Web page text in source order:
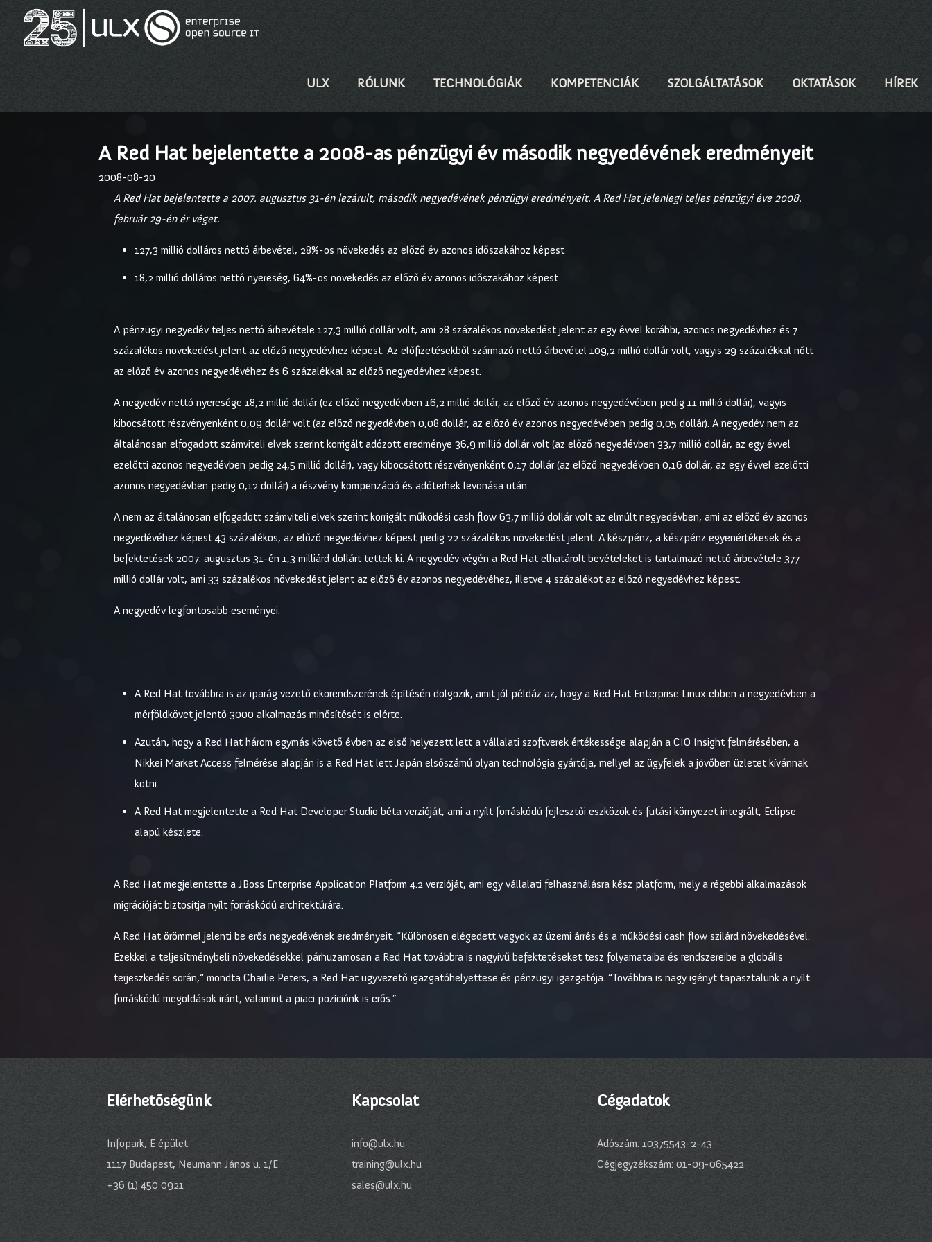
ULX RÓLUNK TECHNOLÓGIÁK KOMPETENCIÁK SZOLGÁLTATÁSOK OKTATÁSOK HÍREK
A Red Hat bejelentette a 2008-as pénzügyi év második negyedévének eredményeit
2008-08-20
A Red Hat bejelentette a 2007. augusztus 31-én lezárult, második negyedévének pénzügyi eredményeit. A Red Hat jelenlegi teljes pénzügyi éve 2008.
február 29-én ér véget.
127,3 millió dolláros nettó árbevétel, 28%-os növekedés az előző év azonos időszakához képest
18,2 millió dolláros nettó nyereség, 64%-os növekedés az előző év azonos időszakához képest
A pénzügyi negyedév teljes nettó árbevétele 127,3 millió dollár volt, ami 28 százalékos növekedést jelent az egy évvel korábbi, azonos negyedévhez és 7
százalékos növekedést jelent az előző negyedévhez képest. Az előfizetésekből származó nettó árbevétel 109,2 millió dollár volt, vagyis 29 százalékkal nőtt
az előző év azonos negyedévéhez és 6 százalékkal az előző negyedévhez képest.
A negyedév nettó nyeresége 18,2 millió dollár (ez előző negyedévben 16,2 millió dollár, az előző év azonos negyedévében pedig 11 millió dollár), vagyis
kibocsátott részvényenként 0,09 dollár volt (az előző negyedévben 0,08 dollár, az előző év azonos negyedévében pedig 0,05 dollár). A negyedév nem az
általánosan elfogadott számviteli elvek szerint korrigált adózott eredménye 36,9 millió dollár volt (az előző negyedévben 33,7 millió dollár, az egy évvel
ezelőtti azonos negyedévben pedig 24,5 millió dollár), vagy kibocsátott részvényenként 0,17 dollár (az előző negyedévben 0,16 dollár, az egy évvel ezelőtti
azonos negyedévben pedig 0,12 dollár) a részvény kompenzáció és adóterhek levonása után.
A nem az általánosan elfogadott számviteli elvek szerint korrigált működési cash flow 63,7 millió dollár volt az elmúlt negyedévben, ami az előző év azonos
negyedévéhez képest 43 százalékos, az előző negyedévhez képest pedig 22 százalékos növekedést jelent. A készpénz, a készpénz egyenértékesek és a
befektetések 2007. augusztus 31-én 1,3 milliárd dollárt tettek ki. A negyedév végén a Red Hat elhatárolt bevételeket is tartalmazó nettó árbevétele 377
millió dollár volt, ami 33 százalékos növekedést jelent az előző év azonos negyedévéhez, illetve 4 százalékot az előző negyedévhez képest.
A negyedév legfontosabb eseményei:
A Red Hat továbbra is az iparág vezető ekorendszerének építésén dolgozik, amit jól példáz az, hogy a Red Hat Enterprise Linux ebben a negyedévben a
mérföldkövet jelentő 3000 alkalmazás minősítését is elérte.
Azután, hogy a Red Hat három egymás követő évben az első helyezett lett a vállalati szoftverek értékessége alapján a CIO Insight felmérésében, a
Nikkei Market Access felmérése alapján is a Red Hat lett Japán elsőszámú olyan technológia gyártója, mellyel az ügyfelek a jövőben üzletet kívánnak
kötni.
A Red Hat megjelentette a Red Hat Developer Studio béta verzióját, ami a nyílt forráskódú fejlesztői eszközök és futási környezet integrált, Eclipse
alapú készlete.
A Red Hat megjelentette a JBoss Enterprise Application Platform 4.2 verzióját, ami egy vállalati felhasználásra kész platform, mely a régebbi alkalmazások
migrációját biztosítja nyílt forráskódú architektúrára.
A Red Hat örömmel jelenti be erős negyedévének eredményeit. “Különösen elégedett vagyok az üzemi árrés és a működési cash flow szilárd növekedésével.
Ezekkel a teljesítménybeli növekedésekkel párhuzamosan a Red Hat továbbra is nagyívű befektetéseket tesz folyamataiba és rendszereibe a globális
terjeszkedés során,“ mondta Charlie Peters, a Red Hat ügyvezető igazgatóhelyettese és pénzügyi igazgatója. “Továbbra is nagy igényt tapasztalunk a nyílt
forráskódú megoldások iránt, valamint a piaci pozíciónk is erős.”
Elérhetőségünk
Infopark, E épület
1117 Budapest, Neumann János u. 1/E
+36 (1) 450 0921
Kapcsolat
info@ulx.hu
training@ulx.hu
sales@ulx.hu
Cégadatok
Adószám: 10375543-2-43
Cégjegyzékszám: 01-09-065422